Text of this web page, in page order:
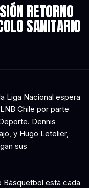
RETORNO
SANITARIO
Liga Nacional espera
Chile por parte
Dennis
y Hugo Letelier,
sus
Básquetbol está cada